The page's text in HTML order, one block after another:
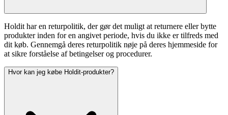
Holdit har en returpolitik, der gør det muligt at returnere eller bytte
produkter inden for en angivet periode, hvis du ikke er tilfreds med
dit køb. Gennemgå deres returpolitik nøje på deres hjemmeside for
at sikre forståelse af betingelser og procedurer.
Hvor kan jeg købe Holdit-produkter?